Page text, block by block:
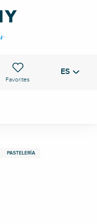
Voir les favoris ES
PASTELERÍA